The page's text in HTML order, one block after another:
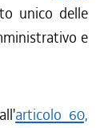
unico delle
e
articolo 60,